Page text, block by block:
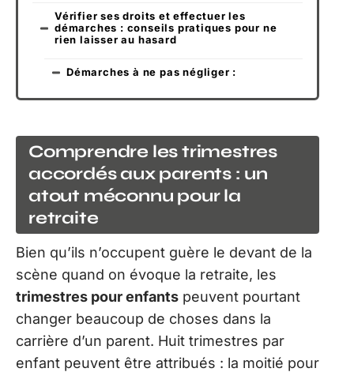
Vérifier ses droits et effectuer les
démarches : conseils pratiques pour ne
rien laisser au hasard
Démarches à ne pas négliger :
Comprendre les trimestres
accordés aux parents : un
atout méconnu pour la
retraite
Bien qu’ils n’occupent guère le devant de la
scène quand on évoque la retraite, les
trimestres pour enfants peuvent pourtant
changer beaucoup de choses dans la
carrière d’un parent. Huit trimestres par
enfant peuvent être attribués : la moitié pour